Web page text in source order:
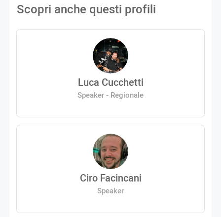
Scopri anche questi profili
Luca Cucchetti
Speaker - Regionale
Ciro Facincani
Speaker